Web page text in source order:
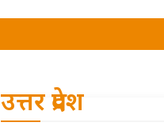
उत्तर प्रदेश